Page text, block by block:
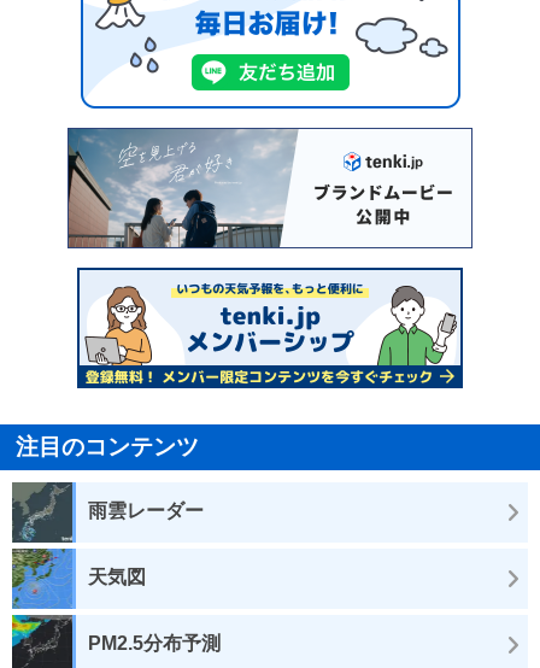
注目のコンテンツ
雨雲レーダー
天気図
PM2.5分布予測